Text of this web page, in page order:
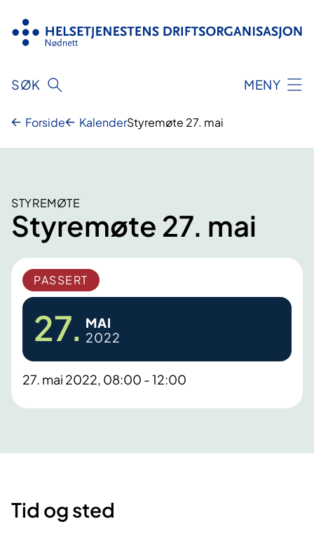
innhold
SØK MENY
Forside KalenderStyremøte 27. mai
STYREMØTE
Styremøte 27. mai
PASSERT
27. MAI
2022
27. mai 2022, 08:00 - 12:00
Tid og sted